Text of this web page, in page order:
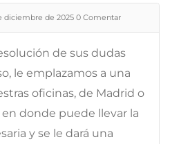
diciembre de 2025 0 Comentar
de sus dudas
le emplazamos a una
oficinas, de Madrid o
donde puede llevar la
y se le dará una